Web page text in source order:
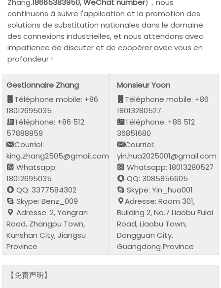
Zhang.18665383950, WeChat number)，nous
continuons à suivre l'application et la promotion des
solutions de substitution nationales dans le domaine
des connexions industrielles, et nous attendons avec
impatience de discuter et de coopérer avec vous en
profondeur !
Gestionnaire Zhang
Téléphone mobile: +86
18012695035
Téléphone: +86 512
57888959
Courriel:
king.zhang2505@gmail.com
Whatsapp:
18012695035
QQ: 3377584302
Skype: Benz_009
Adresse: 2, Yongran
Road, Zhangpu Town,
Kunshan City, Jiangsu
Province
Monsieur Yoon
Téléphone mobile: +86
18013280527
Téléphone: +86 512
36851680
Courriel:
yin.hua2025001@gmail.com
Whatsapp: 18013280527
QQ: 3085856605
Skype: Yin_hua001
Adresse: Room 301,
Building 2, No.7 Liaobu Fulai
Road, Liaobu Town,
Dongguan City,
Guangdong Province
【免责声明】